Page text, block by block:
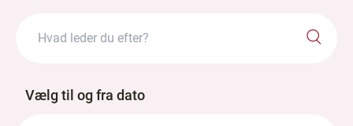
Vælg til og fra dato